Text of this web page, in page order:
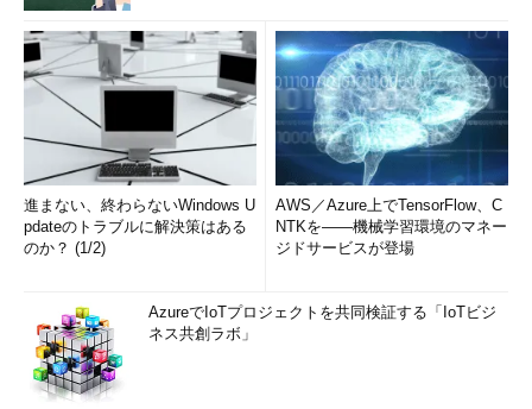
進まない、終わらないWindows U
pdateのトラブルに解決策はある
のか？ (1/2)
AWS／Azure上でTensorFlow、C
NTKを――機械学習環境のマネー
ジドサービスが登場
AzureでIoTプロジェクトを共同検証する「IoTビジ
ネス共創ラボ」